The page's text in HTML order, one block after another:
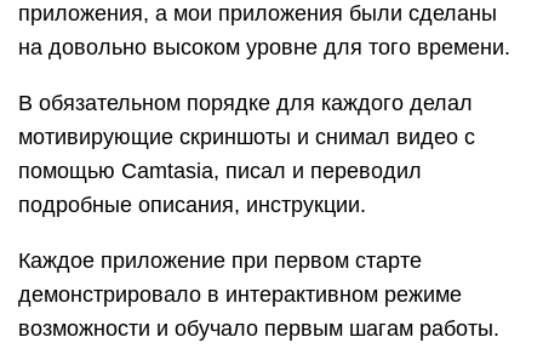
приложения, а мои приложения были сделаны
на довольно высоком уровне для того времени.
В обязательном порядке для каждого делал
мотивирующие скриншоты и снимал видео с
помощью Camtasia, писал и переводил
подробные описания, инструкции.
Каждое приложение при первом старте
демонстрировало в интерактивном режиме
возможности и обучало первым шагам работы.